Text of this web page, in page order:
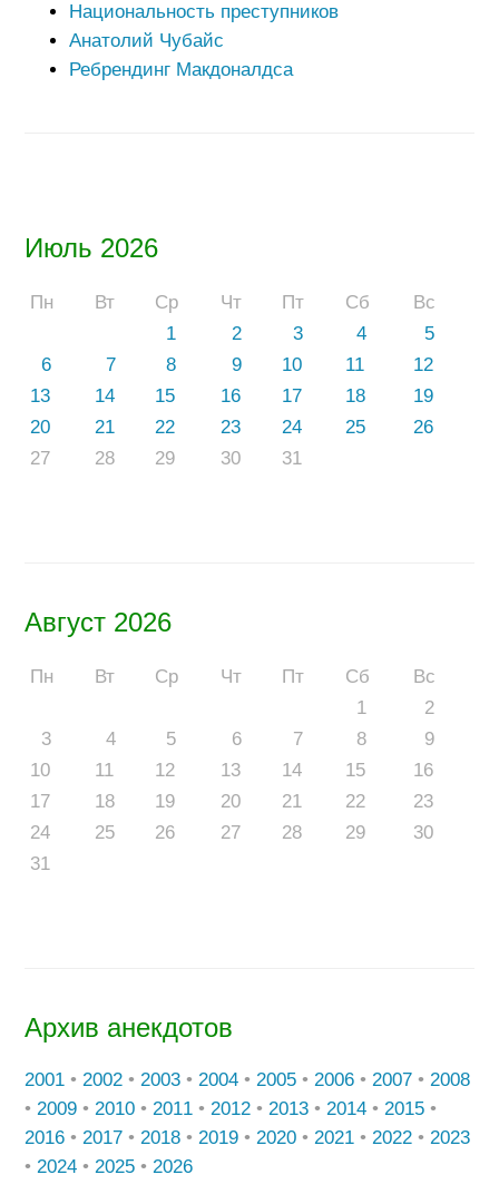
Июль 2026
Пн Вт Ср Чт Пт Сб
Вс
1
2 3 4
5
6
7 8 9 10 11
12
13
14 15 16 17 18
19
20
21 22 23 24 25
26
27
28 29 30 31
Август 2026
Пн Вт Ср Чт Пт Сб
Вс
1
2
3
4 5 6 7 8
9
10
11 12 13 14 15
16
17
18 19 20 21 22
23
24
25 26 27 28 29
30
31
Архив анекдотов
2001 • 2002 • 2003 • 2004 • 2005 • 2006 • 2007 • 2008
• 2009 • 2010 • 2011 • 2012 • 2013 • 2014 • 2015 •
2016 • 2017 • 2018 • 2019 • 2020 • 2021 • 2022 • 2023
• 2024 • 2025 • 2026
Национальность преступников
Анатолий Чубайс
Ребрендинг Макдоналдса